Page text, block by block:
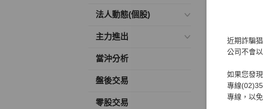
近期詐騙
公司不會
如果您發
專線
專線，以
法人動態(個股)
主力進出
當沖分析
盤後交易
零股交易